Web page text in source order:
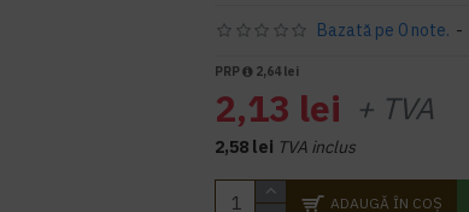
Bazată pe 0 note. -
PRP 2,64 lei
2,13 lei + TVA
2,58 lei TVA inclus
ADAUGĂ ÎN COŞ